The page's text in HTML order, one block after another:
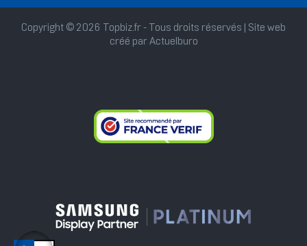
Copyright © 2026 Topbiz.fr - Tous droits réservés | Site web
créé par Actuelburo